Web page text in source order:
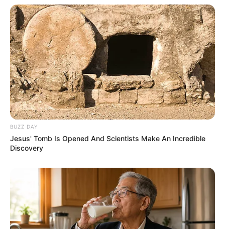
Langka Banget! 10 Pose Lucu
Katak yang Bikin Ketawa
Gemes
Ambyar! 10 Kalimat Baper
Pakai Bahasa Jawa Ini Bikin
Galau Abis
BUZZ DAY
Jesus' Tomb Is Opened And Scientists Make An Incredible
Discovery